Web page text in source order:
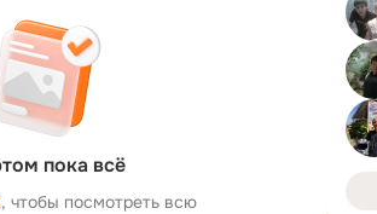
пока всё
, чтобы посмотреть всю